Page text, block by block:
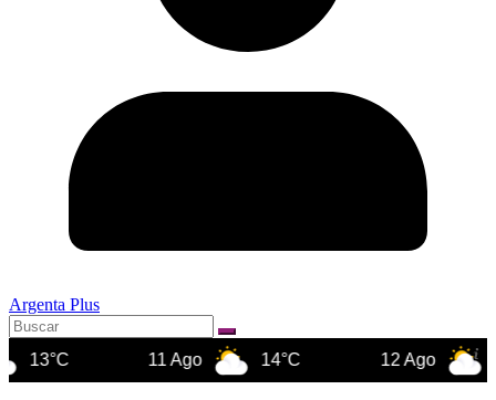
Argenta Plus
14°C 14°C